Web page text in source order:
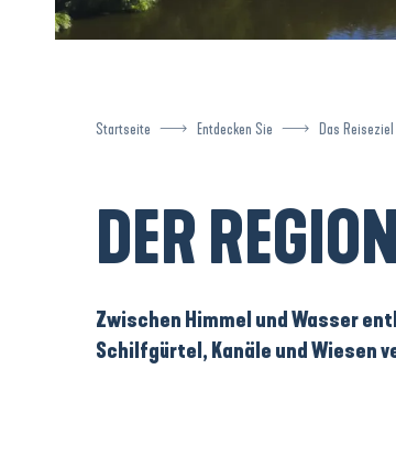
Startseite Entdecken Sie Das Reiseziel
DER
Zwischen Himmel undWasser
Schilfgürtel, Kanäle undWiesen